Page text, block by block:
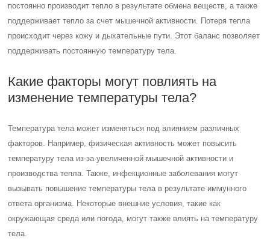
постоянно производит тепло в результате обмена веществ, а также
поддерживает тепло за счет мышечной активности. Потеря тепла
происходит через кожу и дыхательные пути. Этот баланс позволяет
поддерживать постоянную температуру тела.
Какие факторы могут повлиять на
изменение температуры тела?
Температура тела может изменяться под влиянием различных
факторов. Например, физическая активность может повысить
температуру тела из-за увеличенной мышечной активности и
производства тепла. Также, инфекционные заболевания могут
вызывать повышение температуры тела в результате иммунного
ответа организма. Некоторые внешние условия, такие как
окружающая среда или погода, могут также влиять на температуру
тела.